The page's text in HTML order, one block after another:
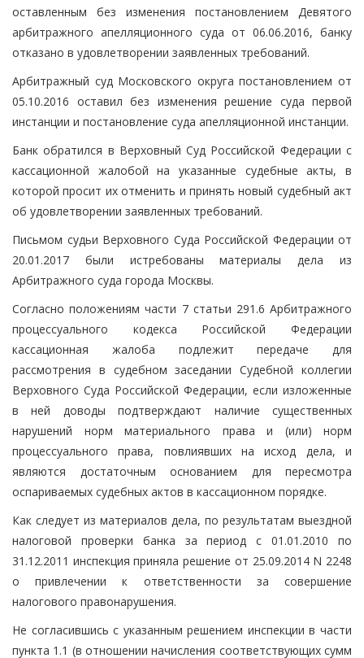
оставленным без изменения постановлением Девятого
арбитражного апелляционного суда от 06.06.2016, банку
отказано в удовлетворении заявленных требований.
Арбитражный суд Московского округа постановлением от
05.10.2016 оставил без изменения решение суда первой
инстанции и постановление суда апелляционной инстанции.
Банк обратился в Верховный Суд Российской Федерации с
кассационной жалобой на указанные судебные акты, в
которой просит их отменить и принять новый судебный акт
об удовлетворении заявленных требований.
Письмом судьи Верховного Суда Российской Федерации от
20.01.2017 были истребованы материалы дела из
Арбитражного суда города Москвы.
Согласно положениям части 7 статьи 291.6 Арбитражного
процессуального кодекса Российской Федерации
кассационная жалоба подлежит передаче для
рассмотрения в судебном заседании Судебной коллегии
Верховного Суда Российской Федерации, если изложенные
в ней доводы подтверждают наличие существенных
нарушений норм материального права и (или) норм
процессуального права, повлиявших на исход дела, и
являются достаточным основанием для пересмотра
оспариваемых судебных актов в кассационном порядке.
Как следует из материалов дела, по результатам выездной
налоговой проверки банка за период с 01.01.2010 по
31.12.2011 инспекция приняла решение от 25.09.2014 N 2248
о привлечении к ответственности за совершение
налогового правонарушения.
Не согласившись с указанным решением инспекции в части
пункта 1.1 (в отношении начисления соответствующих сумм